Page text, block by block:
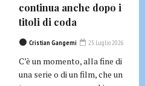
continua anche dopo i
titoli di coda
Cristian Gangemi 25 Luglio 2026
C’è un momento, alla fine di
una serie o di un film, che un